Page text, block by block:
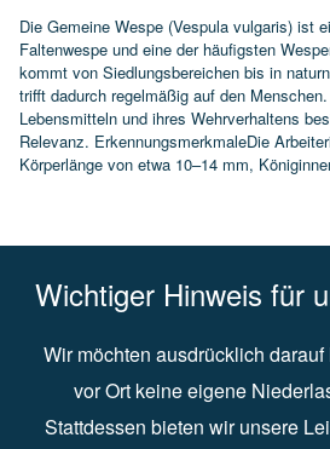
Die Gemeine Wespe (Vespula vulgaris) ist
Faltenwespe und eine der häufigsten
kommt von Siedlungsbereichen bis in
trifft dadurch regelmäßig auf den
Lebensmitteln und ihres Wehrverhaltens
Relevanz. ErkennungsmerkmaleDie
Körperlänge von etwa 10–14 mm,
Wichtiger Hinweis für
Wir möchten ausdrücklich
vor Ort keine eigene
Stattdessen bieten wir unsere